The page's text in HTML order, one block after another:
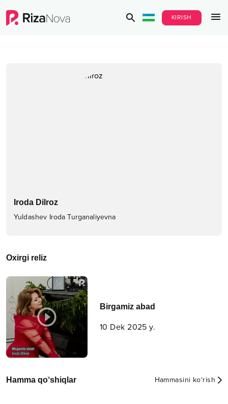
KIRISH
Iroda Dilroz
Yuldashev Iroda Turganaliyevna
Oxirgi reliz
Birgamiz abad
10 Dek 2025 y.
Hamma qo‘shiqlar Hammasini ko‘rish